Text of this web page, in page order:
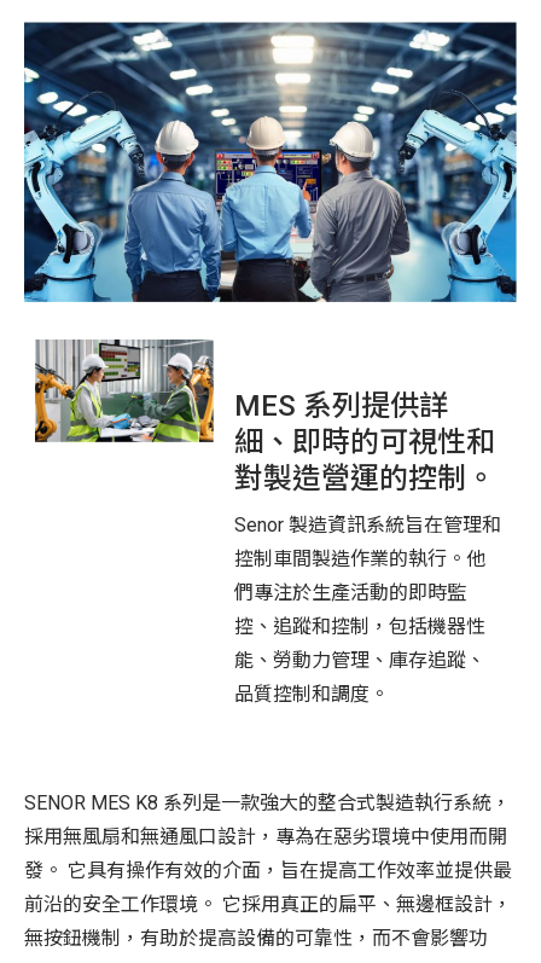
MES 系列提供詳
細、即時的可視性和
對製造營運的控制。
Senor 製造資訊系統旨在管理和
控制車間製造作業的執行。 他
們專注於生產活動的即時監
控、追蹤和控制， 包括機器性
能、勞動力管理、庫存追蹤、
品質控制和調度。
SENOR MES K8 系列是一款強大的整合式製造執行系統，
採用無風扇和無通風口設計，專為在惡劣環境中使用而開
發。 它具有操作有效的介面，旨在提高工作效率並提供最
前沿的安全工作環境。 它採用真正的扁平、無邊框設計，
無按鈕機制，有助於提高設備的可靠性，而不會影響功